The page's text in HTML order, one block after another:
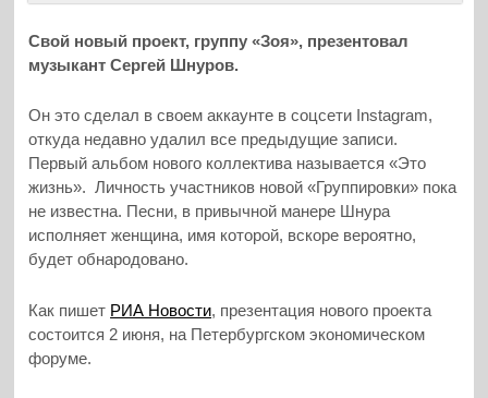
Свой новый проект, группу «Зоя», презентовал
музыкант Сергей Шнуров.
Он это сделал в своем аккаунте в соцсети Instagram,
откуда недавно удалил все предыдущие записи.
Первый альбом нового коллектива называется «Это
жизнь». Личность участников новой «Группировки» пока
не известна. Песни, в привычной манере Шнура
исполняет женщина, имя которой, вскоре вероятно,
будет обнародовано.
Как пишет РИА Новости, презентация нового проекта
состоится 2 июня, на Петербургском экономическом
форуме.